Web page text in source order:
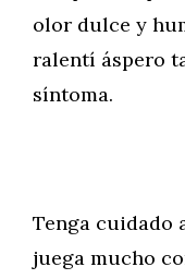
olor dulce y
ralentí áspero
síntoma.
Tenga cuidado
juega mucho